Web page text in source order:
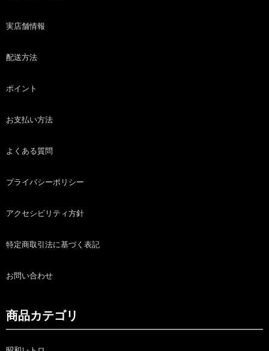
実店舗情報
配送方法
ポイント
お支払い方法
よくある質問
プライバシーポリシー
アクセシビリティ方針
特定商取引法に基づく表記
お問い合わせ
商品カテゴリ